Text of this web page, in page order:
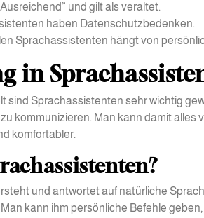
und gilt als veraltet.
haben Datenschutzbedenken.
Sprachassistenten hängt von
in
sind Sprachassistenten sehr wichtig
kommunizieren. Man kann damit alles
komfortabler.
und antwortet auf natürliche
kann ihm persönliche Befehle